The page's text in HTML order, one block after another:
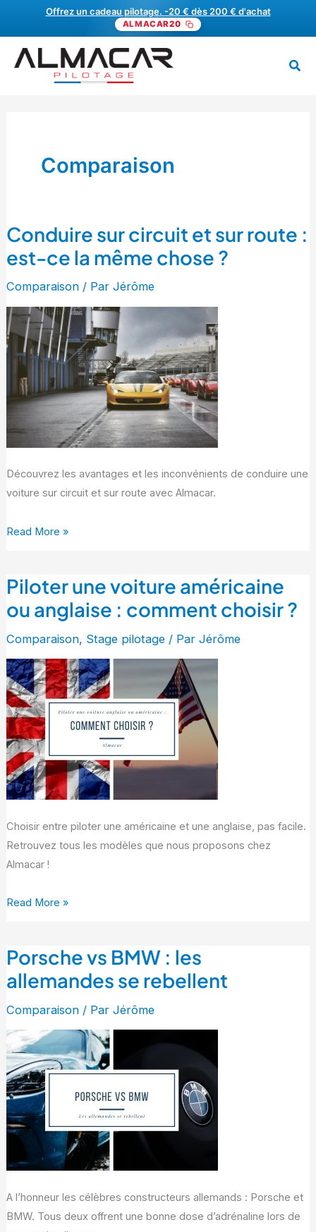
Offrez un cadeau pilotage. -20 € dès 200 € d'achat
ALMACAR20
contenu
Comparaison
Conduire sur circuit et sur route :
est-ce la même chose ?
Comparaison/ Par Jérôme
Découvrez les avantages et les inconvénients de conduire une
voiture sur circuit et sur route avec Almacar.
Conduire
circuit
et
sur
route
:
est-
la
Read More »
Piloter une voiture américaine
ou anglaise : comment choisir ?
Comparaison, Stage pilotage/ Par Jérôme
Choisir entre piloter une américaine et une anglaise, pas facile.
Retrouvez tous les modèles que nous proposons chez
Almacar !
Piloter
voiture
américaine
ou
anglaise
:
comment
choisir
?
Read More »
Porsche vs BMW : les
allemandes se rebellent
Comparaison/ Par Jérôme
A l’honneur les célèbres constructeurs allemands : Porsche et
BMW. Tous deux offrent une bonne dose d’adrénaline lors de
Porsche
BMW
:
les
allemandes
se
rebellent